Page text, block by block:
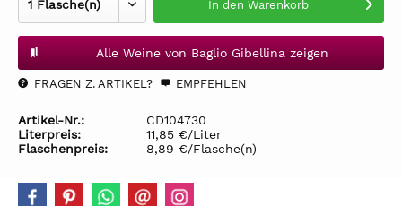
In den Warenkorb
Alle Weine von Baglio Gibellina zeigen
FRAGEN Z. ARTIKEL? EMPFEHLEN
Artikel-Nr.:
CD104730
Literpreis:
11,85 €/Liter
Flaschenpreis:
8,89 €/Flasche(n)